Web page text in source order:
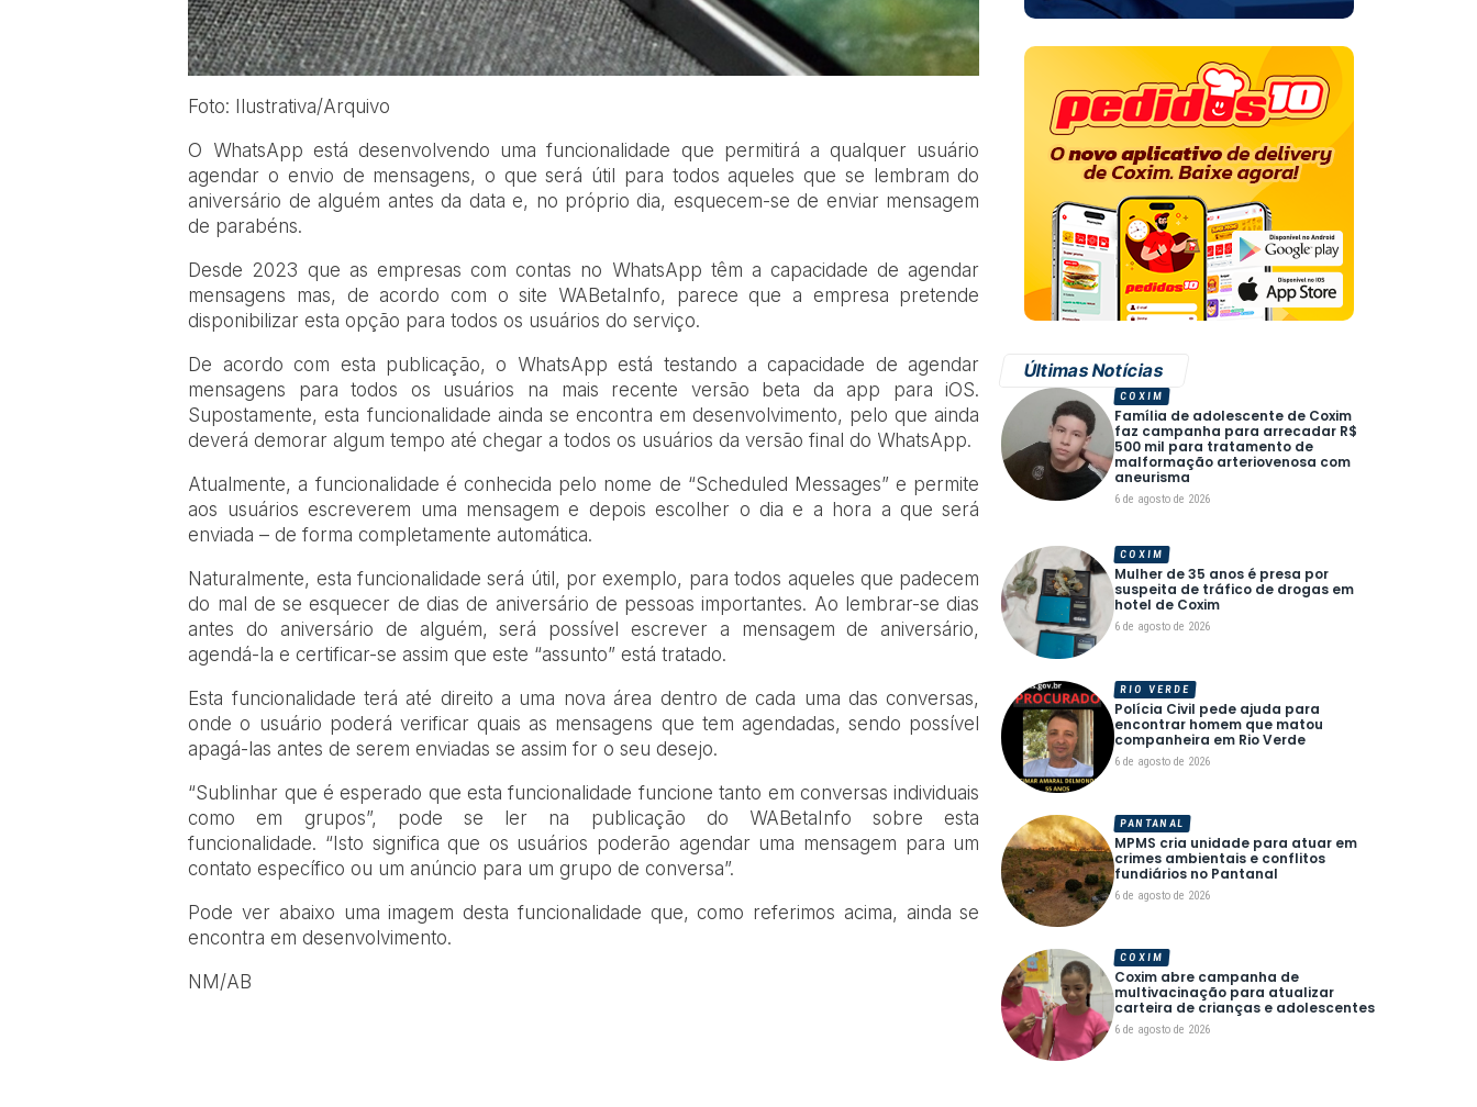
Foto: Ilustrativa/Arquivo
O WhatsApp está desenvolvendo uma funcionalidade que permitirá a qualquer usuário
agendar o envio de mensagens, o que será útil para todos aqueles que se lembram do
aniversário de alguém antes da data e, no próprio dia, esquecem-se de enviar mensagem
de parabéns.
Desde 2023 que as empresas com contas no WhatsApp têm a capacidade de agendar
mensagens mas, de acordo com o site WABetaInfo, parece que a empresa pretende
disponibilizar esta opção para todos os usuários do serviço.
De acordo com esta publicação, o WhatsApp está testando a capacidade de agendar
mensagens para todos os usuários na mais recente versão beta da app para iOS.
Supostamente, esta funcionalidade ainda se encontra em desenvolvimento, pelo que ainda
deverá demorar algum tempo até chegar a todos os usuários da versão final do WhatsApp.
Atualmente, a funcionalidade é conhecida pelo nome de “Scheduled Messages” e permite
aos usuários escreverem uma mensagem e depois escolher o dia e a hora a que será
enviada – de forma completamente automática.
Naturalmente, esta funcionalidade será útil, por exemplo, para todos aqueles que padecem
do mal de se esquecer de dias de aniversário de pessoas importantes. Ao lembrar-se dias
antes do aniversário de alguém, será possível escrever a mensagem de aniversário,
agendá-la e certificar-se assim que este “assunto” está tratado.
Esta funcionalidade terá até direito a uma nova área dentro de cada uma das conversas,
onde o usuário poderá verificar quais as mensagens que tem agendadas, sendo possível
apagá-las antes de serem enviadas se assim for o seu desejo.
“Sublinhar que é esperado que esta funcionalidade funcione tanto em conversas individuais
como em grupos”, pode se ler na publicação do WABetaInfo sobre esta
funcionalidade. “Isto significa que os usuários poderão agendar uma mensagem para um
contato específico ou um anúncio para um grupo de conversa”.
Pode ver abaixo uma imagem desta funcionalidade que, como referimos acima, ainda se
encontra em desenvolvimento.
NM/AB
Últimas Notícias
Família de adolescente de Coxim
faz campanha para arrecadar R$
500 mil para tratamento de
malformação arteriovenosa com
aneurisma
6 de agosto de 2026
COXIM
Mulher de 35 anos é presa por
suspeita de tráfico de drogas em
hotel de Coxim
6 de agosto de 2026
COXIM
Polícia Civil pede ajuda para
encontrar homem que matou
companheira em Rio Verde
6 de agosto de 2026
RIO VERDE
MPMS cria unidade para atuar em
crimes ambientais e conflitos
fundiários no Pantanal
6 de agosto de 2026
PANTANAL
Coxim abre campanha de
multivacinação para atualizar
carteira de crianças e adolescentes
6 de agosto de 2026
COXIM